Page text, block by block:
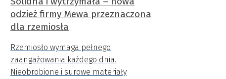
odzież firmy Mewa przeznaczona
dla rzemiosła
Rzemiosło wymaga pełnego
zaangażowania każdego dnia.
Nieobrobione i surowe materiały